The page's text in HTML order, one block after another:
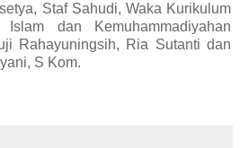
Staf Sahudi, Waka Kurikulum
dan Kemuhammadiyahan
Rahayuningsih, Ria Sutanti dan
S Kom.